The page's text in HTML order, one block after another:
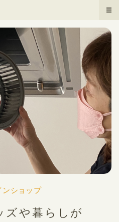
ンショップ
ズや暮らしが